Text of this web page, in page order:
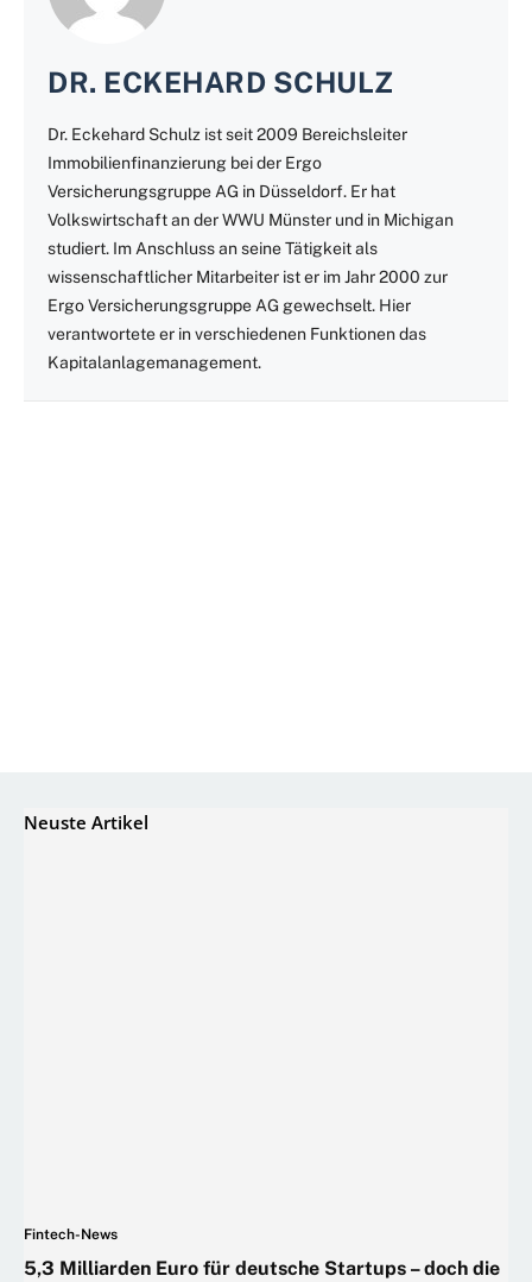
DR. ECKEHARD SCHULZ
Dr. Eckehard Schulz ist seit 2009 Bereichsleiter
Immobilienfinanzierung bei der Ergo
Versicherungsgruppe AG in Düsseldorf. Er hat
Volkswirtschaft an der WWU Münster und in Michigan
studiert. Im Anschluss an seine Tätigkeit als
wissenschaftlicher Mitarbeiter ist er im Jahr 2000 zur
Ergo Versicherungsgruppe AG gewechselt. Hier
verantwortete er in verschiedenen Funktionen das
Kapitalanlagemanagement.
Neuste Artikel
Fintech-News
5,3 Milliarden Euro für deutsche Startups – doch die